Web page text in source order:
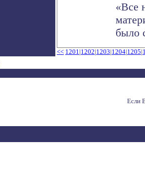
«Все
было
<< 1201|1202|1203|1204|1205|
Если